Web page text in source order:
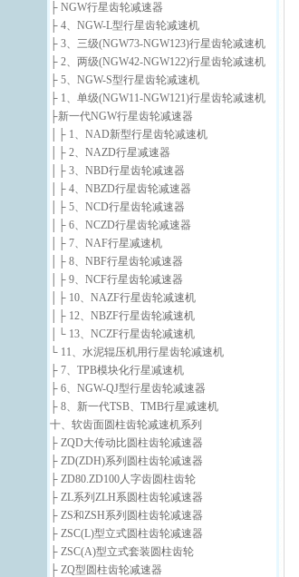
├ NGW行星齿轮减速器
├ 4、NGW-L型行星齿轮减速机
├ 3、三级(NGW73-NGW123)行星齿轮减速机
├ 2、两级(NGW42-NGW122)行星齿轮减速机
├ 5、NGW-S型行星齿轮减速机
├ 1、单级(NGW11-NGW121)行星齿轮减速机
├新一代NGW行星齿轮减速器
│├ 1、NAD新型行星齿轮减速机
│├ 2、NAZD行星减速器
│├ 3、NBD行星齿轮减速器
│├ 4、NBZD行星齿轮减速器
│├ 5、NCD行星齿轮减速器
│├ 6、NCZD行星齿轮减速器
│├ 7、NAF行星减速机
│├ 8、NBF行星齿轮减速器
│├ 9、NCF行星齿轮减速器
│├ 10、NAZF行星齿轮减速机
│├ 12、NBZF行星齿轮减速机
│└ 13、NCZF行星齿轮减速机
└ 11、水泥辊压机用行星齿轮减速机
├ 7、TPB模块化行星减速机
├ 6、NGW-QJ型行星齿轮减速器
├ 8、新一代TSB、TMB行星减速机
十、软齿面圆柱齿轮减速机系列
├ ZQD大传动比圆柱齿轮减速器
├ ZD(ZDH)系列圆柱齿轮减速器
├ ZD80.ZD100人字齿圆柱齿轮
├ ZL系列ZLH系圆柱齿轮减速器
├ ZS和ZSH系列圆柱齿轮减速器
├ ZSC(L)型立式圆柱齿轮减速器
├ ZSC(A)型立式套装圆柱齿轮
├ ZQ型圆柱齿轮减速器